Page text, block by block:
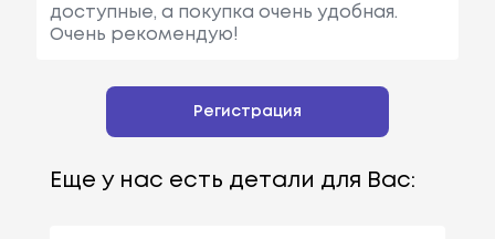
доступные, а покупка очень удобная.
Очень рекомендую!
Регистрация
Еще у нас есть детали для Вас: